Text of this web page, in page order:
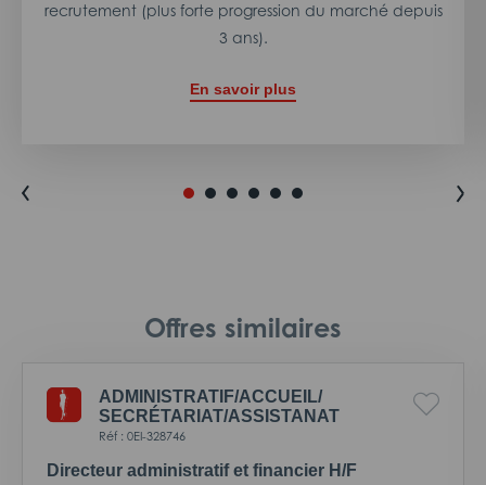
recrutement (plus forte progression du marché depuis
3 ans).
En savoir plus
Offres similaires
ADMINISTRATIF/ACCUEIL/
SECRÉTARIAT/ASSISTANAT
Réf : 0EI-328746
Directeur administratif et financier H/F